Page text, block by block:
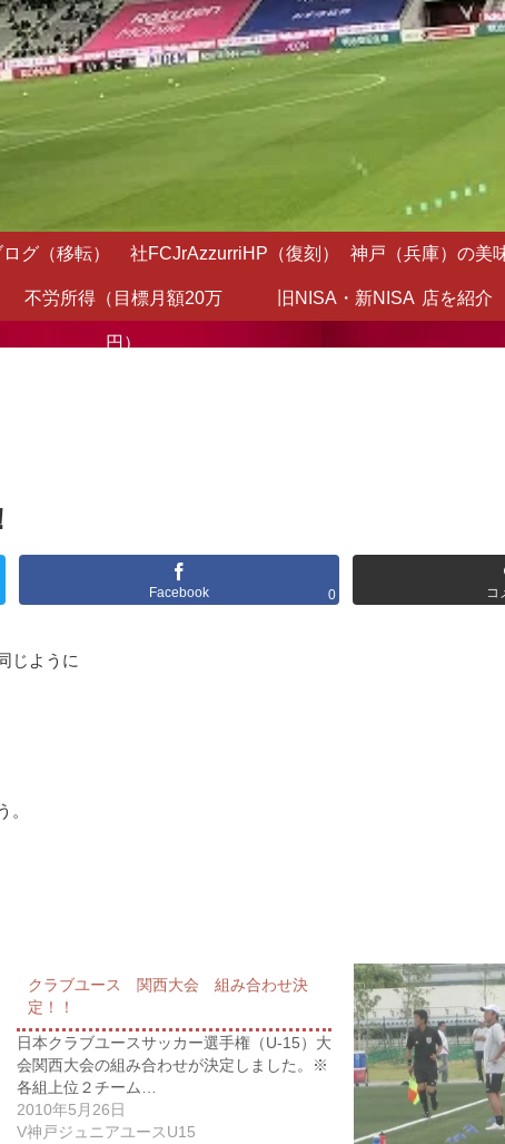
グ（移転） 社FCJrAzzurriHP（復刻） 神戸（兵庫）の美
店を紹介
不労所得（目標月額20万
円）
旧NISA・新NISA
Facebook 0 コ
じように
。
クラブユース 関西大会 組み合わせ決
定！！
日本クラブユースサッカー選手権（U-15）大
会関西大会の組み合わせが決定しました。※
各組上位２チーム…
2010年5月26日
V神戸ジュニアユースU15